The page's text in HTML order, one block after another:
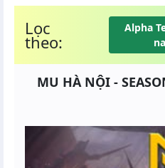
Lọc
theo:
Alpha
MU HÀ NỘI -